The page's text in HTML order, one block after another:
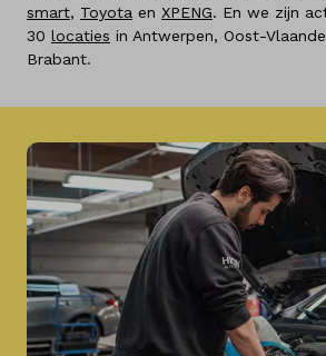
smart, Toyota en XPENG. En we zijn
30 locaties in Antwerpen, Oost-
Brabant.